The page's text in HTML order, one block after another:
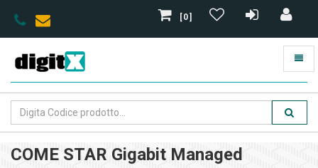
[0]
COME STAR Gigabit Managed